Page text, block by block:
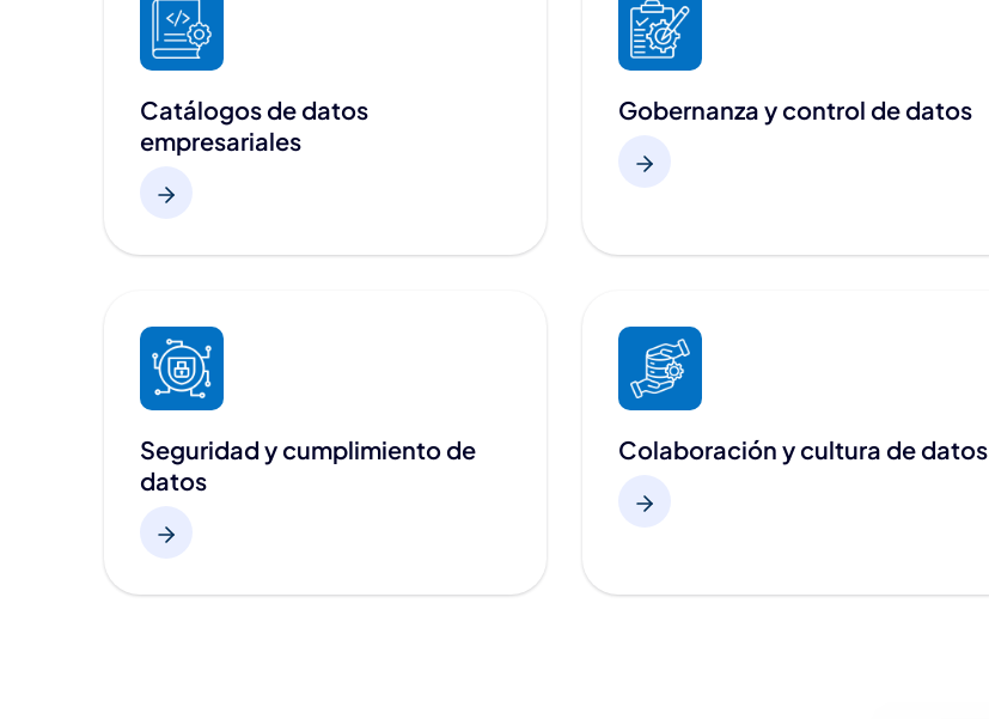
Catálogos de datos
empresariales
Gobernanza y control de datos
Seguridad y cumplimiento de
datos
Colaboración y cultura de datos